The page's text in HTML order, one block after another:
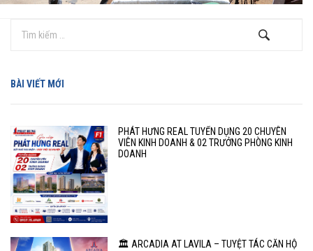
BÀI VIẾT MỚI
PHÁT HƯNG REAL TUYỂN DỤNG 20 CHUYÊN
VIÊN KINH DOANH & 02 TRƯỞNG PHÒNG KINH
DOANH
🏛️ ARCADIA AT LAVILA – TUYỆT TÁC CĂN HỘ